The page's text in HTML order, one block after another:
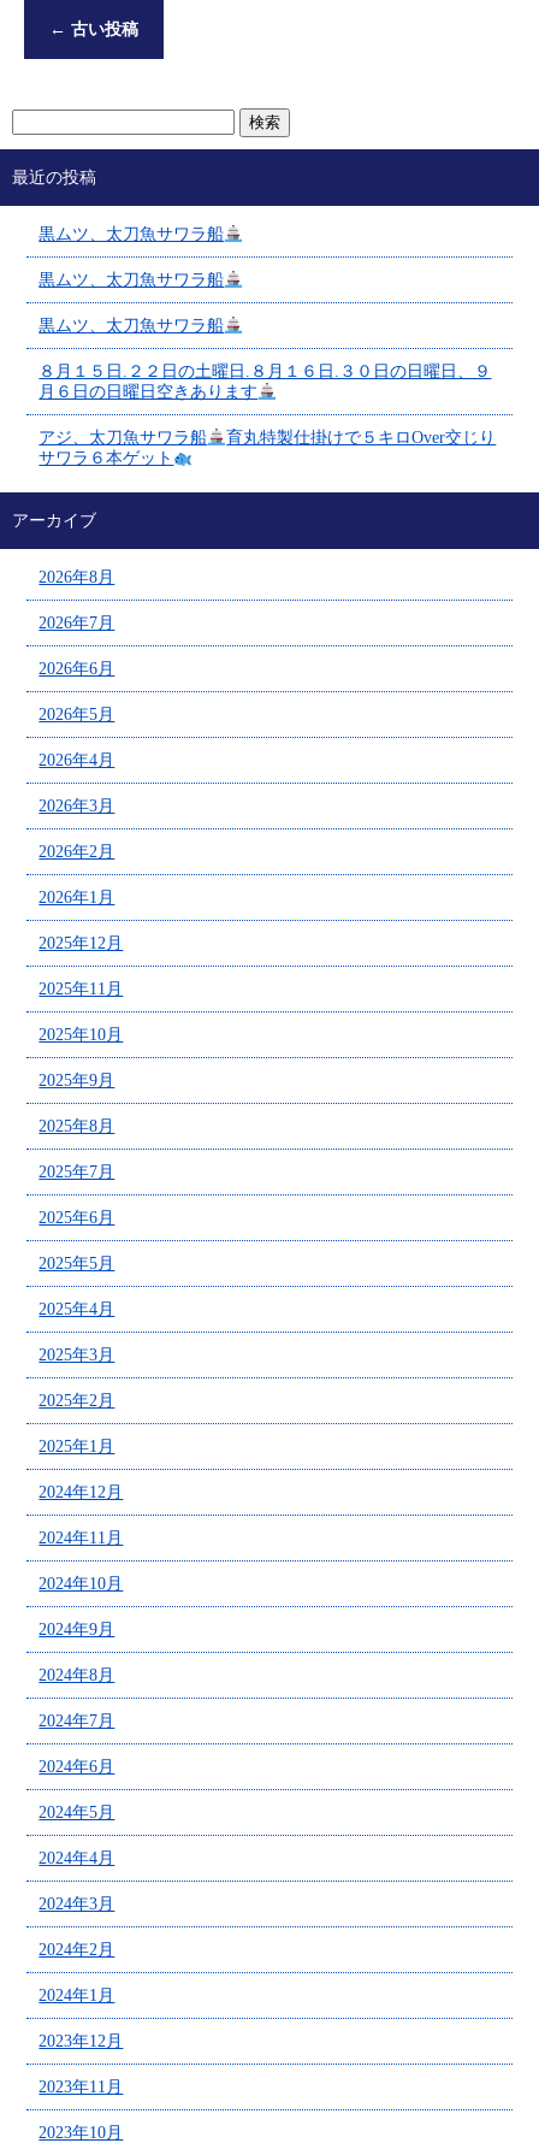
← 古い投稿
最近の投稿
黒ムツ、太刀魚サワラ船
黒ムツ、太刀魚サワラ船
黒ムツ、太刀魚サワラ船
８月１５日.２２日の土曜日.８月１６日.３０日の日曜日、９
月６日の日曜日空きあります
アジ、太刀魚サワラ船
育丸特製仕掛けで５キロOver交じり
サワラ６本ゲット
アーカイブ
2026年8月
2026年7月
2026年6月
2026年5月
2026年4月
2026年3月
2026年2月
2026年1月
2025年12月
2025年11月
2025年10月
2025年9月
2025年8月
2025年7月
2025年6月
2025年5月
2025年4月
2025年3月
2025年2月
2025年1月
2024年12月
2024年11月
2024年10月
2024年9月
2024年8月
2024年7月
2024年6月
2024年5月
2024年4月
2024年3月
2024年2月
2024年1月
2023年12月
2023年11月
2023年10月